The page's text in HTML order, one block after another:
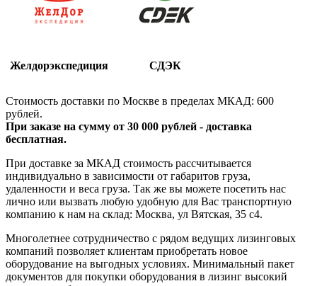
Желдорэкспедиция СДЭК
Стоимость доставки по Москве в пределах МКАД: 600
рублей.
При заказе на сумму от 30 000 рублей - доставка
бесплатная.
При доставке за МКАД стоимость рассчитывается
индивидуально в зависимости от габаритов груза,
удаленности и веса груза. Так же вы можете посетить нас
лично или вызвать любую удобную для Вас транспортную
компанию к нам на склад: Москва, ул Вятская, 35 c4.
Многолетнее сотрудничество с рядом ведущих лизинговых
компаний позволяет клиентам приобретать новое
оборудование на выгодных условиях. Минимальный пакет
документов для покупки оборудования в лизинг высокий